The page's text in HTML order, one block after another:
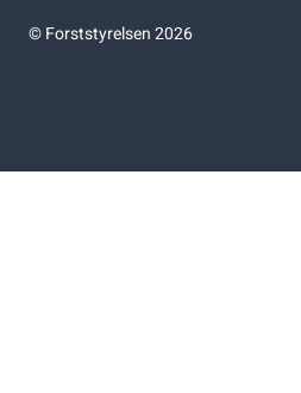
©Forststyrelsen 2026